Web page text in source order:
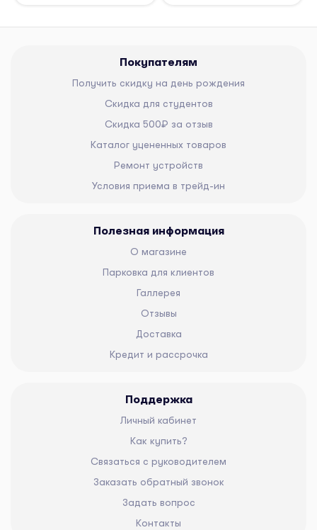
Покупателям
Получить скидку на день рождения
Скидка для студентов
Скидка 500₽ за отзыв
Каталог уцененных товаров
Ремонт устройств
Условия приема в трейд-ин
Полезная информация
О магазине
Парковка для клиентов
Галлерея
Отзывы
Доставка
Кредит и рассрочка
Поддержка
Личный кабинет
Как купить?
Связаться с руководителем
Заказать обратный звонок
Задать вопрос
Контакты